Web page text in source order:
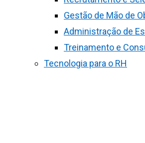
Gestão de Mão de
Administração de
Treinamento e
Tecnologia para o RH